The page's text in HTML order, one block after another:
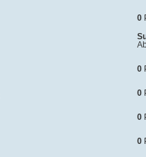
0
0
0
0
0